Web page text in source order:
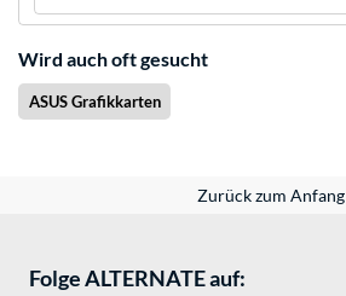
Wird auch oft gesucht
ASUS Grafikkarten
Zurück zum Anfang
Folge ALTERNATE auf: